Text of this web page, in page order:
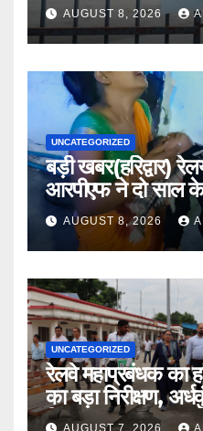
AUGUST 8, 2026
UNCATEGORIZED
बड़ी खबर(हरिद्वार)
आरपीएफ ने दो साल
।।AUGUST 8, 2026
UNCATEGORIZED
रेलवे महाप्रबंधक का
का बड़ा निरीक्षण,
लिया जायजा
AUGUST 7, 2026